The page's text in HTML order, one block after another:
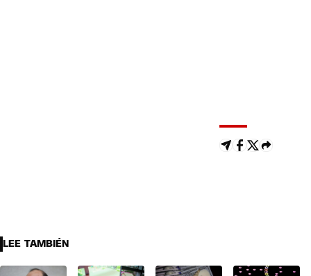
LEE TAMBIÉN